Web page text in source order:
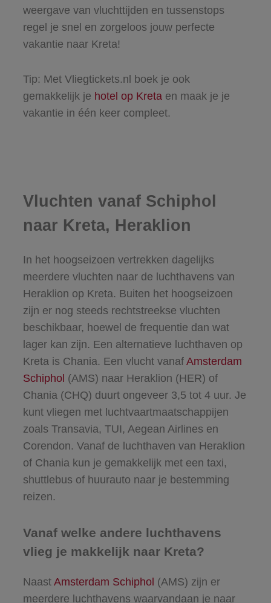
weergave van vluchttijden en tussenstops
regel je snel en zorgeloos jouw perfecte
vakantie naar Kreta!
Tip: Met Vliegtickets.nl boek je ook
gemakkelijk je hotel op Kreta en maak je je
vakantie in één keer compleet.
Vluchten vanaf Schiphol
naar Kreta, Heraklion
In het hoogseizoen vertrekken dagelijks
meerdere vluchten naar de luchthavens van
Heraklion op Kreta. Buiten het hoogseizoen
zijn er nog steeds rechtstreekse vluchten
beschikbaar, hoewel de frequentie dan wat
lager kan zijn. Een alternatieve luchthaven op
Kreta is Chania. Een vlucht vanaf Amsterdam
Schiphol (AMS) naar Heraklion (HER) of
Chania (CHQ) duurt ongeveer 3,5 tot 4 uur. Je
kunt vliegen met luchtvaartmaatschappijen
zoals Transavia, TUI, Aegean Airlines en
Corendon. Vanaf de luchthaven van Heraklion
of Chania kun je gemakkelijk met een taxi,
shuttlebus of huurauto naar je bestemming
reizen.
Vanaf welke andere luchthavens
vlieg je makkelijk naar Kreta?
Naast Amsterdam Schiphol (AMS) zijn er
meerdere luchthavens waarvandaan je naar